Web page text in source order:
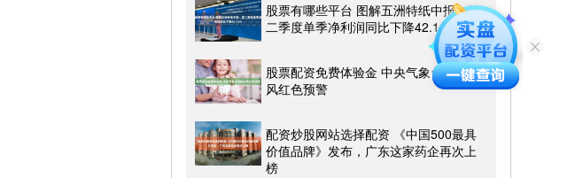
股票有哪些平台 图解五洲特纸中报：第
二季度单季净利润同比下降42.16%
股票配资免费体验金 中央气象台发布台
风红色预警
配资炒股网站选择配资 《中国500最具
价值品牌》发布，广东这家药企再次上
榜